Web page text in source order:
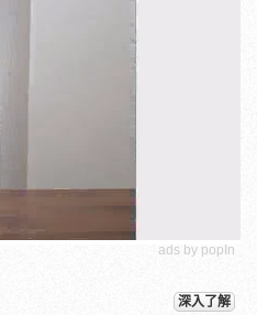
ads by popIn
深入了解